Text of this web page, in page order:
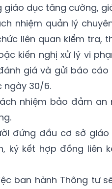
dục tăng cường,
nhiệm quản lý
liên quan kiểm tra,
kiến nghị xử lý vi
giá và gửi báo cáo
ngày 30/6.
nhiệm bảo đảm
đứng đầu cơ sở
ký kết hợp đồng liên
ban hành Thông tư